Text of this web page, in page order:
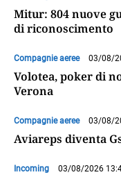
Mitur: 804 nuove
di riconoscimento
Compagnie aeree 03/08/
Volotea, poker di
Verona
Compagnie aeree 03/08/
Aviareps diventa
Incoming 03/08/2026